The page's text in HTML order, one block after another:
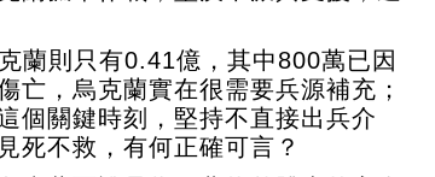
蘭則只有0.41億，其中800萬已因
亡，烏克蘭實在很需要兵源補充；
個關鍵時刻，堅持不直接出兵介
死不救，有何正確可言？